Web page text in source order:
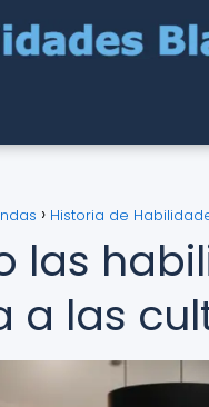
Historia de
las
a las